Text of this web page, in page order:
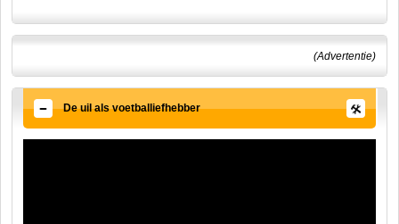
(Advertentie)
De uil als voetballiefhebber